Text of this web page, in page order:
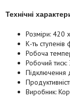
Технічні
Розміри:
К-ть ступенів
Робоча
Робочий
Підключення
Виробник: